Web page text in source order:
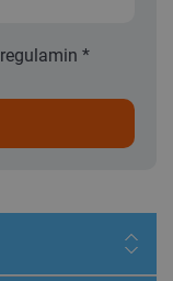
regulamin *